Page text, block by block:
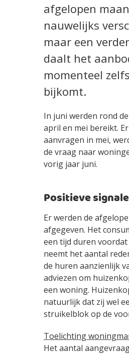
afgelopen
nauwelijks
maar een
daalt het
momenteel
bijkomt.
In juni werden rond
april en mei bereikt.
aanvragen in mei,
de vraag naar
vorig jaar juni.
Positieve
Er werden de
afgegeven. Het
een tijd duren
neemt het aantal
de huren aanzienlijk
adviezen om
een woning.
natuurlijk dat zij wel
struikelblok op de
Toelichting
Het aantal